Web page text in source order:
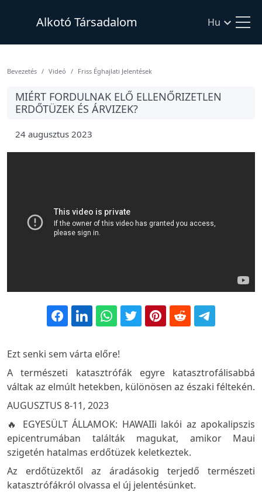
Alkotó Társadalom Hu
Bevezetés Videó Friss Éghajlati Jelentések
MIÉRT FORDULNAK ELŐ ELLENŐRIZETLEN
ERDŐTÜZEK ÉS ÁRVIZEK?
24 augusztus 2023
Ezt senki sem várta előre!
A természeti katasztrófák egyre katasztrofálisabbá
váltak az elmúlt hetekben, különösen az északi féltekén.
AUGUSZTUS 8-11, 2023
🔥 EGYESÜLT ÁLLAMOK: HAWAIIi lakói az apokalipszis
epicentrumában találták magukat, amikor Maui
szigetén hatalmas erdőtüzek keletkeztek.
Az erdőtüzektől az áradásokig terjedő természeti
katasztrófákról olvassa el új jelentésünket.